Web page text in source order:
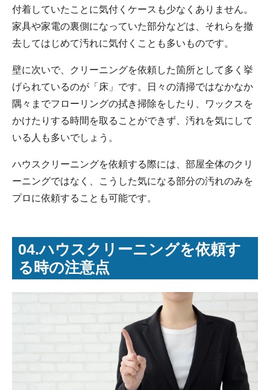
付着していたことに気付くケースも少なくありません。
家具や家電の裏側になっていた部分などは、それらを撤
去してはじめて汚れに気付くことも多いものです。
壁に次いで、クリーニングを依頼した箇所として多く挙
げられているのが「床」です。日々の清掃ではなかなか
隅々までフローリングの拭き掃除をしたり、ワックスを
かけたりする時間を取ることができず、汚れを気にして
いる人も多いでしょう。
ハウスクリーニングを依頼する際には、部屋全体のクリ
ーニングではなく、こうした気になる部分の汚れのみを
プロに依頼することも可能です。
04.ハウスクリーニングを依頼す
る時の注意点